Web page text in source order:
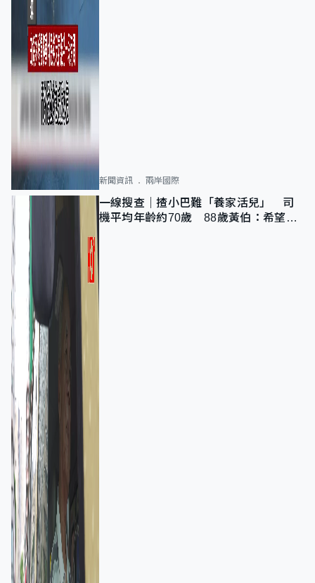
新聞資訊 兩岸國際
一線搜查｜揸小巴難「養家活兒」 司
機平均年齡約70歲 88歲黃伯：希望一